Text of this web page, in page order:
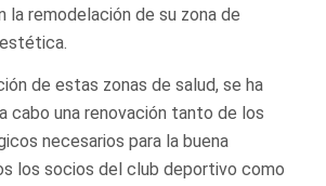
la remodelación de su zona de
de estas zonas de salud, se ha
cabo una renovación tanto de los
necesarios para la buena
los socios del club deportivo como